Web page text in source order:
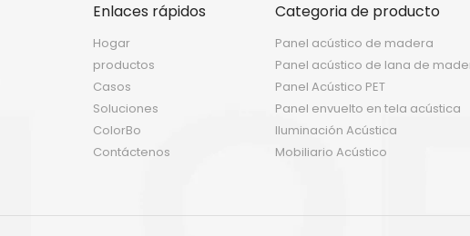
Enlaces rápidos
Hogar
productos
Casos
Soluciones
ColorBo
Contáctenos
Categoria de producto
Panel acústico de madera
Panel acústico de lana de
Panel Acústico PET
Panel envuelto en tela acústica
Iluminación Acústica
Mobiliario Acústico